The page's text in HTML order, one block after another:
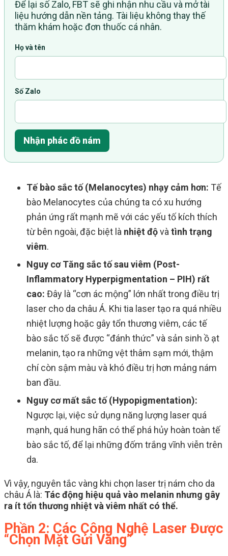
Để lại số Zalo, FBT sẽ ghi nhận nhu cầu và mở tài
liệu hướng dẫn nền tảng. Tài liệu không thay thế
thăm khám hoặc đơn thuốc cá nhân.
Họ và tên
Số Zalo
Nhận phác đồ nám
Tế bào sắc tố (Melanocytes) nhạy cảm hơn: Tế
bào Melanocytes của chúng ta có xu hướng
phản ứng rất mạnh mẽ với các yếu tố kích thích
từ bên ngoài, đặc biệt là nhiệt độvàtình trạng
viêm.
Nguy cơ Tăng sắc tố sau viêm (Post-
Inflammatory Hyperpigmentation – PIH) rất
cao: Đây là “cơn ác mộng” lớn nhất trong điều trị
laser cho da châu Á. Khi tia laser tạo ra quá nhiều
nhiệt lượng hoặc gây tổn thương viêm, các tế
bào sắc tố sẽ được “đánh thức” và sản sinh ồ ạt
melanin, tạo ra những vệt thâm sạm mới, thậm
chí còn sậm màu và khó điều trị hơn mảng nám
ban đầu.
Nguy cơ mất sắc tố (Hypopigmentation):
Ngược lại, việc sử dụng năng lượng laser quá
mạnh, quá hung hãn có thể phá hủy hoàn toàn tế
bào sắc tố, để lại những đốm trắng vĩnh viễn trên
da.
Vì vậy, nguyên tắc vàng khi chọn laser trị nám cho da
châu Á là: Tác động hiệu quả vào melanin nhưng gây
ra ít tổn thương nhiệt và viêm nhất có thể.
Phần 2: Các Công Nghệ Laser Được
“Chọn Mặt Gửi Vàng”